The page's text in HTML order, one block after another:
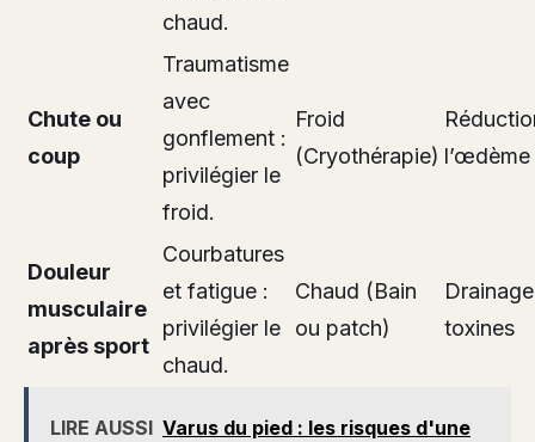
chaud.
Chute ou
coup
Traumatisme
avec
gonflement :
privilégier le
froid.
Froid
(Cryothérapie) l’œdème
Douleur
musculaire
après sport
Courbatures
et fatigue :
privilégier le
chaud.
Chaud (Bain
ou patch)
toxines
LIRE AUSSI Varus du pied : les risques d'une